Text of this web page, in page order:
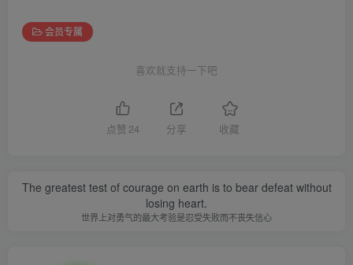
会员专属
喜欢就支持一下吧
点赞 24 分享 收藏
The greatest test of courage on earth is to bear defeat without
losing heart.
世界上对勇气的最大考验是忍受失败而不丧失信心